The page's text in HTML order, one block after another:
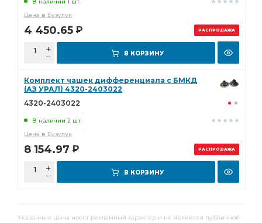
РАСПРОДАЖА
Цена в Бузулук
4 450.65 Р
В КОРЗИНУ
РАСПРОДАЖА
Комплект чашек дифференциала с БМКД
(АЗ УРАЛ) 4320-2403022
4320-2403022
В наличии 2 шт.
Цена в Бузулук
8 154.97 Р
В КОРЗИНУ
Указанные цены носят рекламный характер и не являются публичной